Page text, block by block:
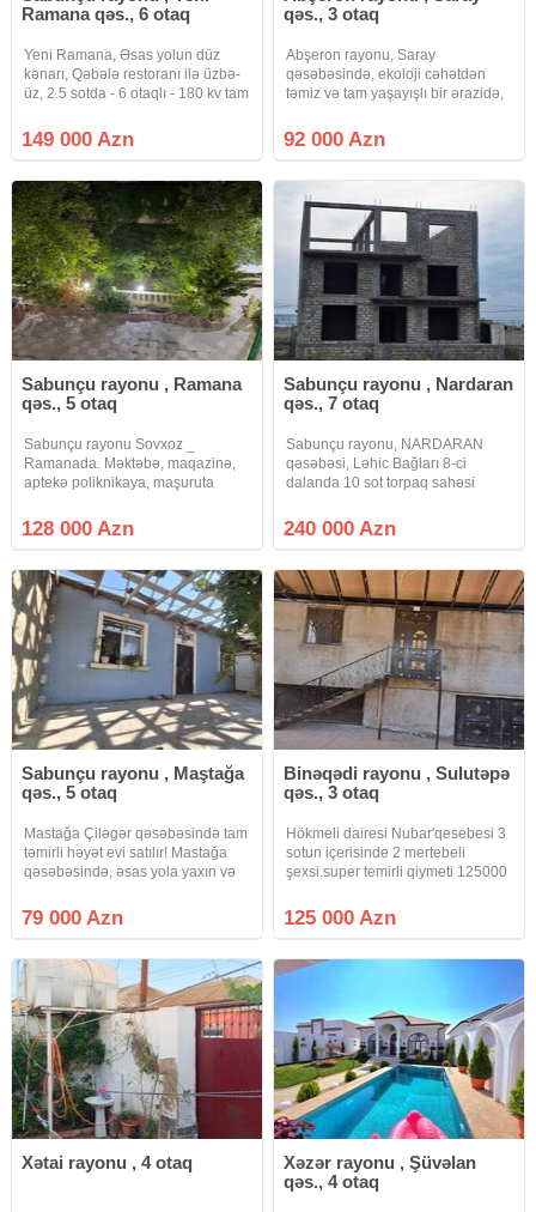
Ramana qəs., 6 otaq
Yeni Ramana, Əsas yolun düz
kənarı, Qəbələ restoranı ilə üzbə-
üz, 2.5 sotda - 6 otaqlı - 180 kv tam
monalitdir, 3 yerdən kəmər atılıb.
Məktəb və bağça evə yaxındır.
149 000 Azn
qəs., 3 otaq
Abşeron rayonu, Saray
qəsəbəsində, ekoloji cəhətdən
təmiz və tam yaşayışlı bir ərazidə,
torpaq sahəsində inşa olunmuş
həyət evi satılır! Ev haqqında əsas
92 000 Azn
Sabunçu rayonu , Ramana
qəs., 5 otaq
Sabunçu rayonu Sovxoz _
Ramanada. Məktəbə, maqazinə,
aptekə poliknikaya, maşuruta
üzərində ümümi tikili sahəsi 200
kv /m olan 2 mərtəbəli, 5 otaq,
həyət
128 000 Azn
Sabunçu rayonu , Nardaran
qəs., 7 otaq
Sabunçu rayonu, NARDARAN
qəsəbəsi, Ləhic Bağları 8-ci
dalanda 10 sot torpaq sahəsi
7 otaqlı podmayak bağ evi satılır.
Ümumi tikili sahəsi 486 kv.m olan
240 000 Azn
Sabunçu rayonu , Maştağa
qəs., 5 otaq
Mastağa Çiləgər qəsəbəsində tam
təmirli həyət evi satılır! Mastağa
qəsəbəsində, əsas yola yaxın və
yerləşən 2.5 sot torpaq sahəsində
tikilmiş, 130 m², 5 otaqlı tam təmirli
79 000 Azn
Binəqədi rayonu , Sulutəpə
qəs., 3 otaq
Hökmeli dairesi Nubar'qesebesi 3
sotun içerisinde 2 mertebeli
şexsi.super temirli qiymeti 125000
var.ustu navesdi
125 000 Azn
Xətai rayonu , 4 otaq
Xəzər rayonu , Şüvəlan
qəs., 4 otaq